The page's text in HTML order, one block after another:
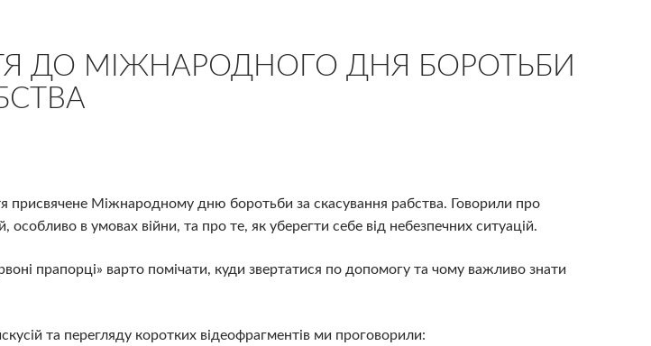
ДО МІЖНАРОДНОГО ДНЯ БОРОТЬБИ
присвячене Міжнародному дню боротьби за скасування рабства. Говорили про
особливо в умовах війни, та про те, як уберегти себе від небезпечних ситуацій.
прапорці» варто помічати, куди звертатися по допомогу та чому важливо знати
та перегляду коротких відеофрагментів ми проговорили: